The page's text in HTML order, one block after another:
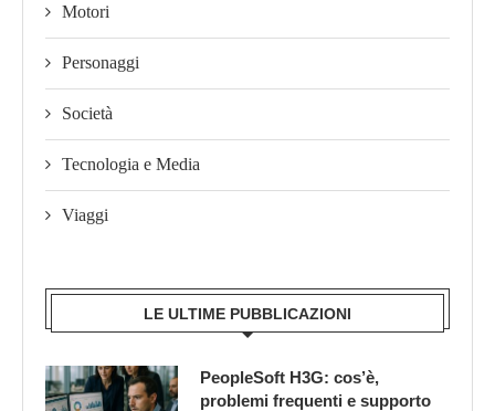
Motori
Personaggi
Società
Tecnologia e Media
Viaggi
LE ULTIME PUBBLICAZIONI
PeopleSoft H3G: cos’è,
problemi frequenti e supporto